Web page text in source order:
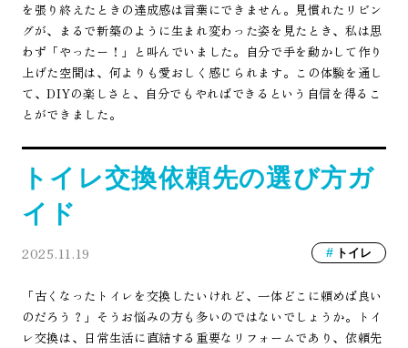
を張り終えたときの達成感は言葉にできません。見慣れたリビン
グが、まるで新築のように生まれ変わった姿を見たとき、私は思
わず「やったー！」と叫んでいました。自分で手を動かして作り
上げた空間は、何よりも愛おしく感じられます。この体験を通し
て、DIYの楽しさと、自分でもやればできるという自信を得るこ
とができました。
トイレ交換依頼先の選び方ガ
イド
2025.11.19 トイレ
「古くなったトイレを交換したいけれど、一体どこに頼めば良い
のだろう？」そうお悩みの方も多いのではないでしょうか。トイ
レ交換は、日常生活に直結する重要なリフォームであり、依頼先